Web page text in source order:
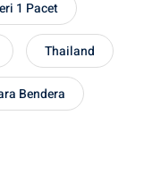
1 Pacet
Thailand
Bendera